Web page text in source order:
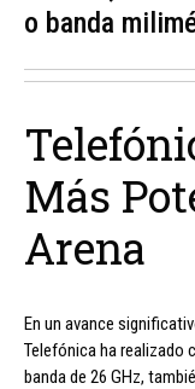
o banda
Más
Arena
En un avance
Telefónica ha realizado
banda de 26 GHz,